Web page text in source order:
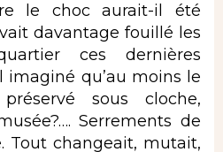
le choc aurait-il été
davantage fouillé les
ces dernières
imaginé qu’au moins le
sous cloche,
Serrements de
Tout changeait, mutait,